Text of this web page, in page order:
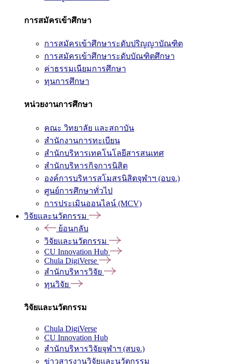
การสมัครเข้าศึกษา
การสมัครเข้าศึกษาระดับปริญญาบัณฑิต
การสมัครเข้าศึกษาระดับบัณฑิตศึกษา
ค่าธรรมเนียมการศึกษา
ทุนการศึกษา
หน่วยงานการศึกษา
คณะ วิทยาลัย และสถาบัน
สำนักงานการทะเบียน
สำนักบริหารเทคโนโลยีสารสนเทศ
สำนักบริหารกิจการนิสิต
องค์การบริหารสโมสรนิสิตจุฬาฯ (อบจ.)
ศูนย์การศึกษาทั่วไป
การประเมินออนไลน์ (MCV)
วิจัยและนวัตกรรม
ย้อนกลับ
วิจัยและนวัตกรรม
CU Innovation Hub
Chula DigiVerse
สำนักบริหารวิจัย
ทุนวิจัย
วิจัยและนวัตกรรม
Chula DigiVerse
CU Innovation Hub
สำนักบริหารวิจัยจุฬาฯ (สบจ.)
ข่าวสารงานวิจัยและนวัตกรรม